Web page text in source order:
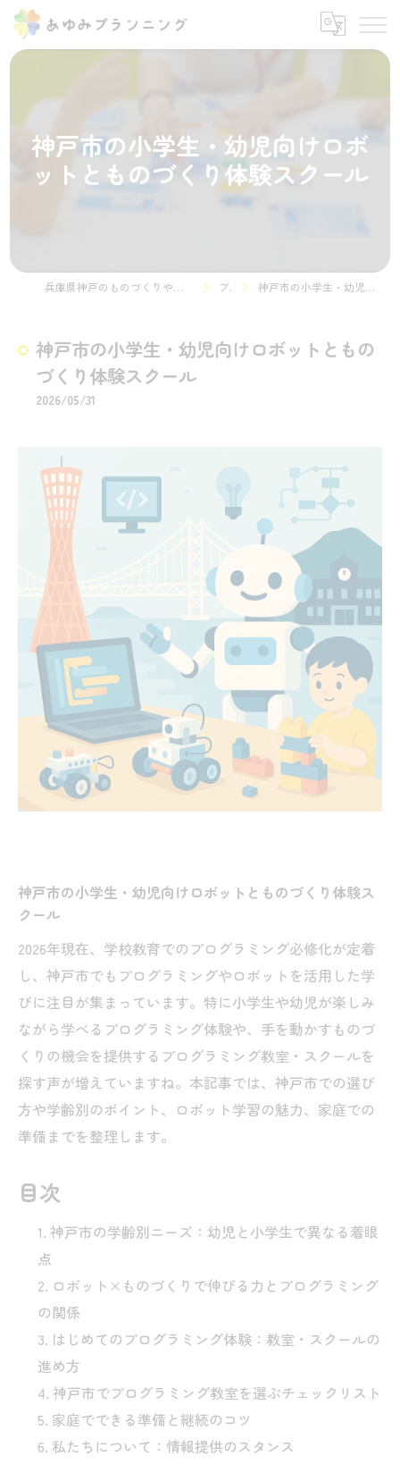
神戸市の小学生・幼児向けロボ
ットとものづくり体験スクール
兵庫県神戸のものづくりやプログラミング教室ならSTEMON 神戸諏訪山校 ブログ 神戸市の小学生・幼児向けロボットとものづくり体験スクール
神戸市の小学生・幼児向けロボットともの
づくり体験スクール
2026/05/31
神戸市の小学生・幼児向けロボットとものづくり体験ス
クール
2026年現在、学校教育でのプログラミング必修化が定着
し、神戸市でもプログラミングやロボットを活用した学
びに注目が集まっています。特に小学生や幼児が楽しみ
ながら学べるプログラミング体験や、手を動かすものづ
くりの機会を提供するプログラミング教室・スクールを
探す声が増えていますね。本記事では、神戸市での選び
方や学齢別のポイント、ロボット学習の魅力、家庭での
準備までを整理します。
目次
神戸市の学齢別ニーズ：幼児と小学生で異なる着眼
点
ロボット×ものづくりで伸びる力とプログラミング
の関係
はじめてのプログラミング体験：教室・スクールの
進め方
神戸市でプログラミング教室を選ぶチェックリスト
家庭でできる準備と継続のコツ
私たちについて：情報提供のスタンス